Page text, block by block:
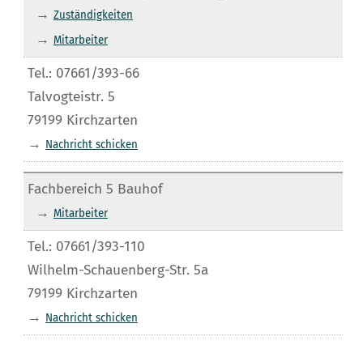
→ Zuständigkeiten
→ Mitarbeiter
Tel.: 07661/393-66
Talvogteistr. 5
79199 Kirchzarten
→
Nachricht schicken
Fachbereich 5 Bauhof
→ Mitarbeiter
Tel.: 07661/393-110
Wilhelm-Schauenberg-Str. 5a
79199 Kirchzarten
→
Nachricht schicken